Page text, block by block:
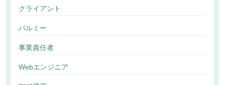
クライアント
パルミー
事業責任者
Webエンジニア